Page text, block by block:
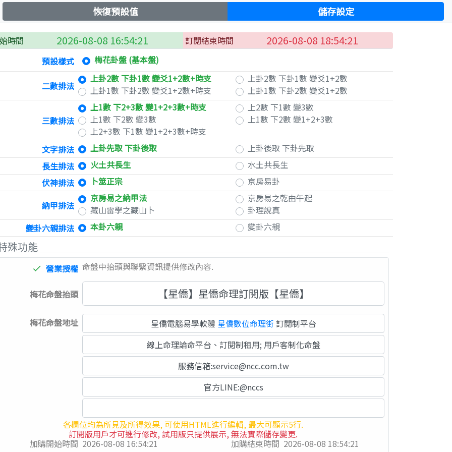
儲存設定
時間 2026-08-08 16:54:21 訂閱結束時間 2026-08-08 18:54:21
預設樣式 梅花卦盤 (基本盤)
二數排法
上卦2數 下卦1數 變爻1+2數+時支
上卦2數 下卦1數 變爻1+2數
上卦1數 下卦2數 變爻1+2數+時支
上卦1數 下卦2數 變爻1+2數
三數排法
上1數 下2+3數 變1+2+3數+時支
上2數 下1數 變3數
上1數 下2數 變3數
上1數 下2數 變1+2+3數
上2+3數 下1數 變1+2+3數+時支
文字排法
上卦先取 下卦後取
上卦後取 下卦先取
長生排法
火土共長生
水土共長生
伏神排法
卜筮正宗
京房易卦
納甲排法
京房易之納甲法
京房易之乾由午起
藏山雷學之藏山卜
卦理說真
變卦六親排法
本卦六親 變卦六親
殊功能
done 營業授權 命盤中抬頭與聯繫資訊提供修改內容.
梅花命盤抬頭 【星僑】星僑命理訂閱版【星僑】
梅花命盤地址 星僑電腦易學軟體 星僑數位命理街 訂閱制平台
線上命理論命平台、訂閱制租用; 用戶客制化命盤
服務信箱:service@ncc.com.tw
官方LINE:@nccs
各欄位均為所見及所得效果, 可使用HTML進行編輯, 最大可顯示5行.
訂閱版用戶才可進行修改, 試用版只提供展示, 無法實際儲存變更.
加購開始時間 2026-08-08 16:54:21 加購結束時間 2026-08-08 18:54:21